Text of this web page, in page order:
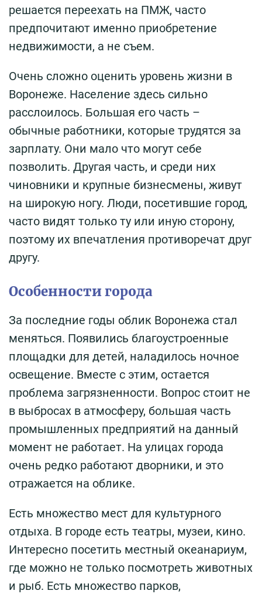
решается переехать на ПМЖ, часто
предпочитают именно приобретение
недвижимости, а не съем.
Очень сложно оценить уровень жизни в
Воронеже. Население здесь сильно
расслоилось. Большая его часть –
обычные работники, которые трудятся за
зарплату. Они мало что могут себе
позволить. Другая часть, и среди них
чиновники и крупные бизнесмены, живут
на широкую ногу. Люди, посетившие город,
часто видят только ту или иную сторону,
поэтому их впечатления противоречат друг
другу.
Особенности города
За последние годы облик Воронежа стал
меняться. Появились благоустроенные
площадки для детей, наладилось ночное
освещение. Вместе с этим, остается
проблема загрязненности. Вопрос стоит не
в выбросах в атмосферу, большая часть
промышленных предприятий на данный
момент не работает. На улицах города
очень редко работают дворники, и это
отражается на облике.
Есть множество мест для культурного
отдыха. В городе есть театры, музеи, кино.
Интересно посетить местный океанариум,
где можно не только посмотреть животных
и рыб. Есть множество парков,